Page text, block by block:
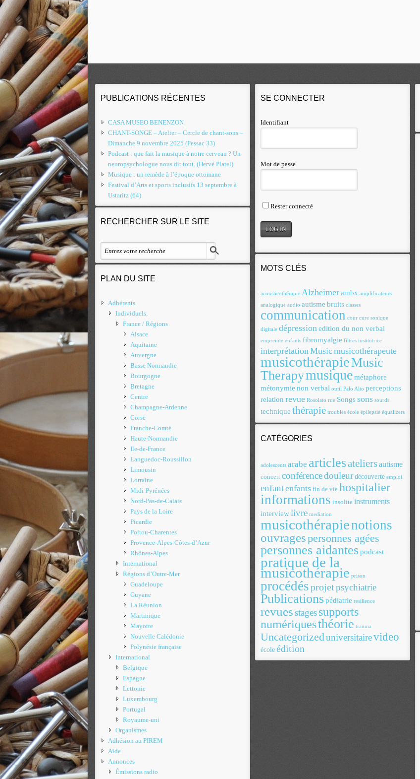
PUBLICATIONS RÉCENTES
CASA MUSEO BENENZON
CHANT-SONGE – Atelier – Cercle de chant-sons –
Dimanche 9 novembre 2025 (Pessac 33)
Podcast : que fait la musique à notre cerveau ? Un
neuropsychologue nous dit tout. (Hervé Platel)
Musique : un remède à l’époque ottomane
Festival d’Arts et sports inclusifs 13 septembre à
Ustaritz (64)
RECHERCHER SUR LE SITE
PLAN DU SITE
Adhérents
Individuels.
France / Régions
Alsace
Aquitaine
Auvergne
Basse Normandie
Bourgogne
Bretagne
Centre
Champagne-Ardenne
Corse
Franche-Comté
Haute-Normandie
Ile-de-France
Languedoc-Roussillon
Limousin
Lorraine
Midi-Pyrénées
Nord-Pas-de-Calais
Pays de la Loire
Picardie
Poitou-Charentes
Provence-Alpes-Côtes-d’Azur
Rhônes-Alpes
International
Régions d’Outre-Mer
Guadeloupe
Guyane
La Réunion
Martinique
Mayotte
Nouvelle Calédonie
Polynésie française
International
Belgique
Espagne
Lettonie
Luxembourg
Portugal
Royaume-uni
Organismes
Adhésion au PIREM
Aide
Annonces
Émissions radio
SE CONNECTER
Identifiant
Mot de passe
Rester connecté
MOTS CLÉS
acousticothérapie Alzheimerambx amplificateurs
analogique audio autisme bruits classes
communication cour cure sonique
digitale dépressionedition du non verbal
empreinte enfants fibromyalgie filtres institutrice
interprétationMusicmusicothérapeute
musicothérapieMusic
Therapymusiquemétaphore
métonymie non verbal outil Palo Alto perceptions
relation revue Rosolato rue Songssons sourds
technique thérapie troubles école épilepsie équalizers
CATÉGORIES
adolescents arabe articlesateliersautisme
concert conférencedouleur découverte emploi
enfantenfants fin de vie hospitalier
informations insolite instruments
interviewlivre mediation
musicothérapienotions
ouvragespersonnes agées
personnes aidantes podcast
pratique de la
musicothérapie prison
procédésprojetpsychiatrie
Publications pédiatrie resilience
revuesstagessupports
numériquesthéorie trauma
Uncategorizeduniversitairevideo
école édition